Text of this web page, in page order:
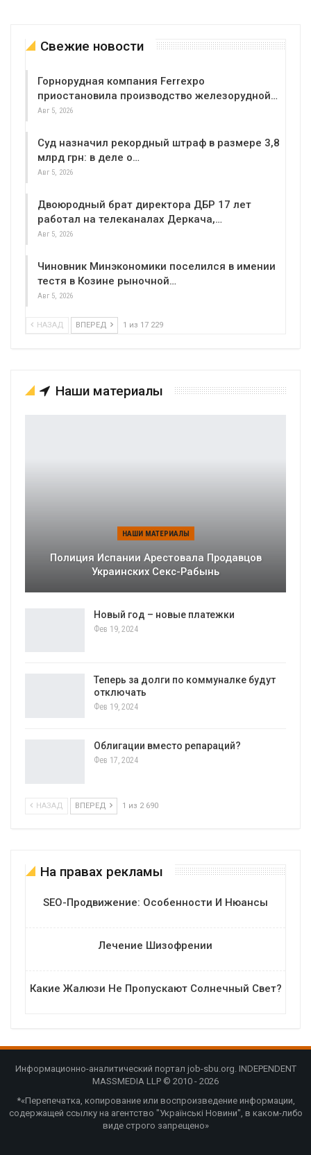
Свежие новости
Горнорудная компания Ferrexpo
приостановила производство железорудной…
Авг 5, 2026
Суд назначил рекордный штраф в размере 3,8
млрд грн: в деле о…
Авг 5, 2026
Двоюродный брат директора ДБР 17 лет
работал на телеканалах Деркача,…
Авг 5, 2026
Чиновник Минэкономики поселился в имении
тестя в Козине рыночной…
Авг 5, 2026
НАЗАД ВПЕРЕД 1 из 17 229
Наши материалы
НАШИ МАТЕРИАЛЫ
Полиция Испании Арестовала Продавцов
Украинских Секс-Рабынь
Новый год – новые платежки
Фев 19, 2024
Теперь за долги по коммуналке будут
отключать
Фев 19, 2024
Облигации вместо репараций?
Фев 17, 2024
НАЗАД ВПЕРЕД 1 из 2 690
На правах рекламы
SEO-Продвижение: Особенности И Нюансы
Лечение Шизофрении
Какие Жалюзи Не Пропускают Солнечный Свет?
Информационно-аналитический портал job-sbu.org. INDEPENDENT
MASSMEDIA LLP © 2010 - 2026
*«Перепечатка, копирование или воспроизведение информации,
содержащей ссылку на агентство "Українські Новини", в каком-либо
виде строго запрещено»